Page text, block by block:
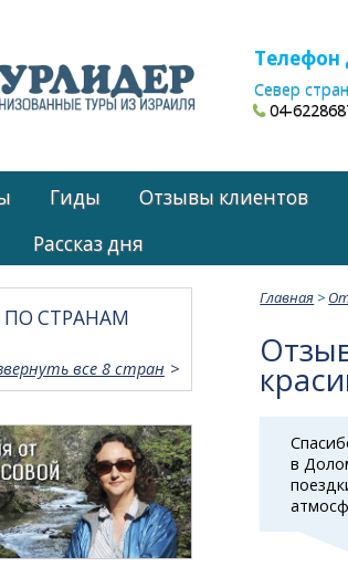
Телефон
Север
04-
Гиды Отзывы клиентов
Рассказ дня
Главная >
в
ПО СТРАНАМ
все 8 стран